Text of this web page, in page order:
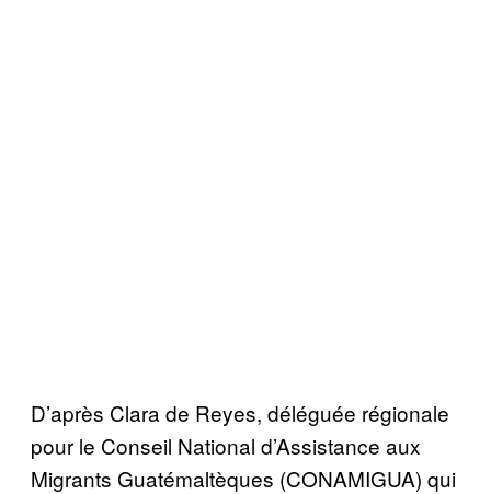
D’après Clara de Reyes, déléguée régionale
pour le Conseil National d’Assistance aux
Migrants Guatémaltèques (CONAMIGUA) qui